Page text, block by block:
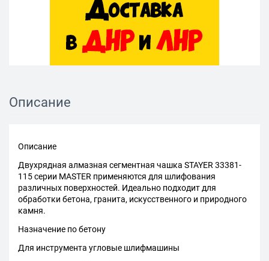
Описание
Описание
Двухрядная алмазная сегментная чашка STAYER 33381-
115 серии MASTER применяются для шлифования
различных поверхностей. Идеально подходит для
обработки бетона, гранита, искусственного и природного
камня.
Назначение по бетону
Для инструмента угловые шлифмашины